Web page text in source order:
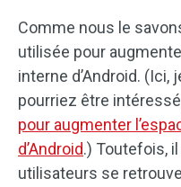
Comme nous le
utilisée pour
interne d’Android.
pourriez être
pour augmenter
d’Android.) Toutefois,
utilisateurs se